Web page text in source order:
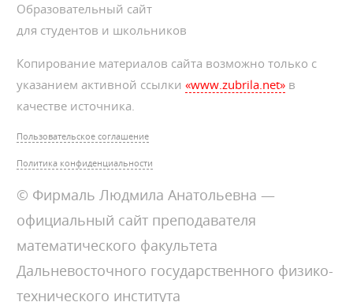
Образовательный сайт
для студентов и школьников
Копирование материалов сайта возможно только с
указанием активной ссылки«www.zubrila.net» в
качестве источника.
Пользовательское соглашение
Политика конфиденциальности
© Фирмаль Людмила Анатольевна —
официальный сайт преподавателя
математического факультета
Дальневосточного государственного физико-
технического института